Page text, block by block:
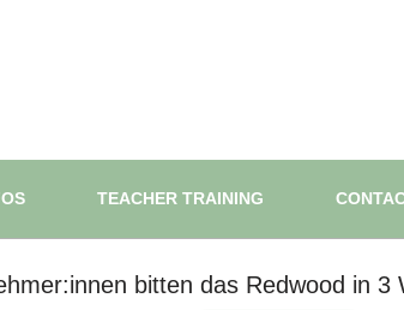
TEACHER TRAINING
Mensch die eigene Weisheit &
bitten das Redwood in 3